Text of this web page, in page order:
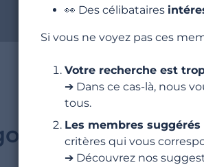
👀 Des célibataires
Si vous ne voyez pas ces
Votre recherche est
➔ Dans ce cas-là, nous
tous.
Les membres
critères qui vous
➔ Découvrez nos